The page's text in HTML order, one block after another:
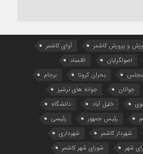
و پرورش کاشمر
آوای کاشمر
اصولگرایان
اقتصاد
مجلس بحران کرونا
برجام
جوانان
جوانه های ترشیز
خلیل آباد
دانشگاه
رئیس جمهور
رئیسی
شهردار کاشمر
شهرداری
شهر شورای شهر کاشمر